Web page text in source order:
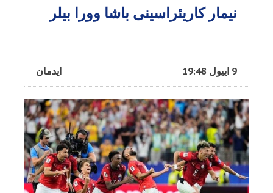
نیمار کاریئراسینی باشا وورا بیلر
ایدمان 9 اییول 19:48